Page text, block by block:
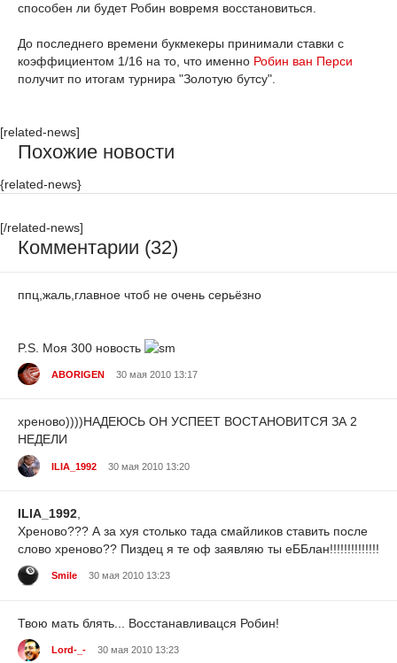
способен ли будет Робин вовремя восстановиться.
До последнего времени букмекеры принимали ставки с
коэффициентом 1/16 на то, что именно Робин ван Перси
получит по итогам турнира "Золотую бутсу".
[related-news]
Похожие новости
{related-news}
[/related-news]
Комментарии (32)
ппц,жаль,главное чтоб не очень серьёзно
P.S. Моя 300 новость
ABORIGEN 30 мая 2010 13:17
хреново))))НАДЕЮСЬ ОН УСПЕЕТ ВОСТАНОВИТСЯ ЗА 2
НЕДЕЛИ
ILIA_1992 30 мая 2010 13:20
ILIA_1992,
Хреново??? А за хуя столько тада смайликов ставить после
слово хреново?? Пиздец я те оф заявляю ты еББлан!!!!!!!!!!!!!!
Smile 30 мая 2010 13:23
Твою мать блять... Восстанавливацся Робин!
Lord-_- 30 мая 2010 13:23